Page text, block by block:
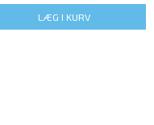
LÆG I KURV